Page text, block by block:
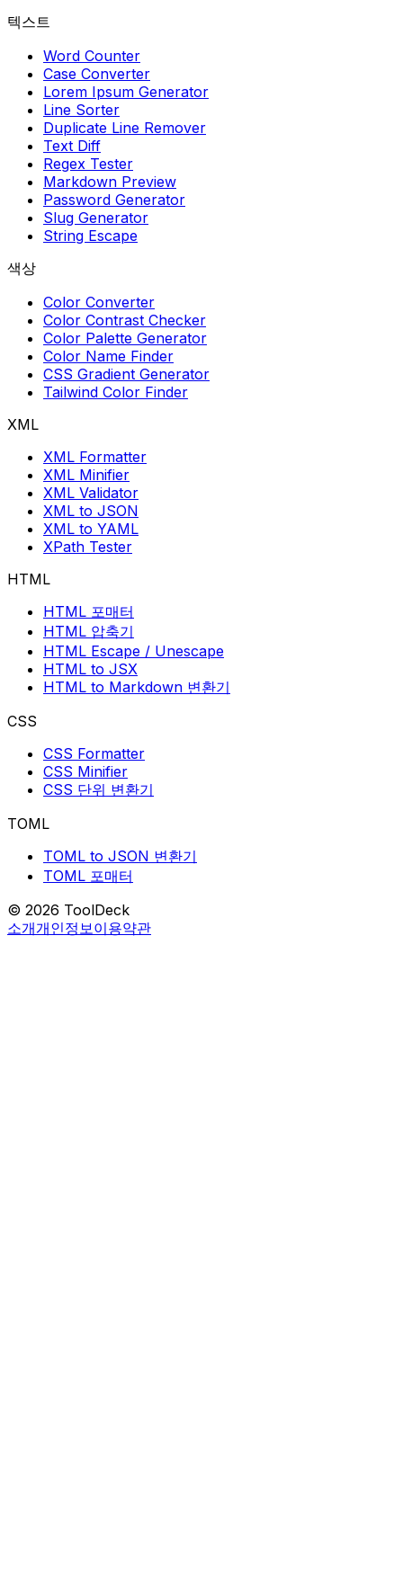
텍스트
Word Counter
Case Converter
Lorem Ipsum Generator
Line Sorter
Duplicate Line Remover
Text Diff
Regex Tester
Markdown Preview
Password Generator
Slug Generator
String Escape
색상
Color Converter
Color Contrast Checker
Color Palette Generator
Color Name Finder
CSS Gradient Generator
Tailwind Color Finder
XML
XML Formatter
XML Minifier
XML Validator
XML to JSON
XML to YAML
XPath Tester
HTML
HTML 포매터
HTML 압축기
HTML Escape / Unescape
HTML to JSX
HTML to Markdown 변환기
CSS
CSS Formatter
CSS Minifier
CSS 단위 변환기
TOML
TOML to JSON 변환기
TOML 포매터
© 2026 ToolDeck
소개개인정보이용약관